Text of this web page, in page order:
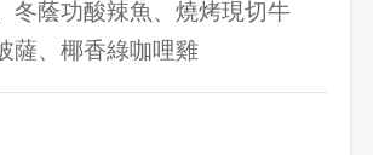
冬蔭功酸辣魚、燒烤現切牛
薩、椰香綠咖哩雞